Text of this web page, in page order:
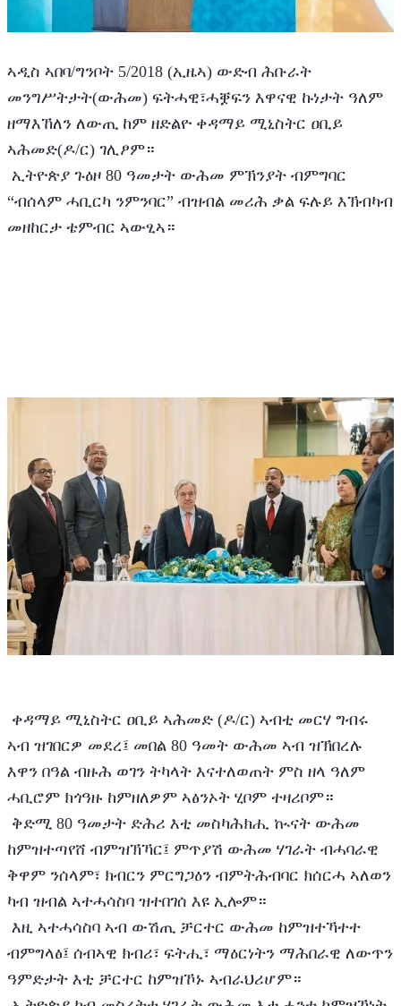
ኣዲስ ኣበባ/ግንቦት 5/2018 (ኢዜኣ) ውድብ ሕቡራት
መንግሥትታት(ውሕመ) ፍትሓዊ፣ሓቛፍን እዋናዊ ኩነታት ዓለም
ዘማእኸለን ለውጢ ከም ዘድልዮ ቀዳማይ ሚኒስትር ዐቢይ
ኣሕመድ(ዶ/ር) ገሊፆም።
“ብሰላም ሓቢርካ ንምንባር” ብዝብል መሪሕ ቃል ፍሉይ እኽብካብ
መዘከርታ ቴምብር ኣውፂኣ።
ኣብ ዝገበርዎ መደረ፤ መበል 80 ዓመት ውሕመ ኣብ ዝኽበረሉ
እዋን በዓል ብዙሕ ወገን ትካላት እናተለወጠት ምስ ዘላ ዓለም
ሓቢሮም ክጎዓዙ ከምዘለዎም ኣፅንኦት ሂቦም ተዛሪቦም።
ከምዝተጣየሸ ብምዝኽኻር፤ ምጥያሽ ውሕመ ሃገራት ብሓባራዊ
ቅዋም ንሰላም፣ ክብርን ምርግጋዕን ብምትሕብባር ክሰርሓ ኣለወን
ካብ ዝብል ኣተሓሳስባ ዝተበገሰ እዩ ኢሎም።
ብምግላፅ፤ ሰብኣዊ ክብሪ፣ ፍትሒ፣ ማዕርነትን ማሕበራዊ ለውጥን
ዓምድታት እቲ ቻርተር ከምዝኾኑ ኣብራህሪሆም።